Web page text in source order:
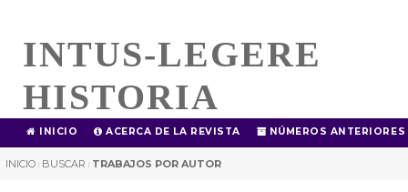
INTUS-LEGERE
HISTORIA
INICIO ACERCA DE LA REVISTA NÚMEROS ANTERIORES
INICIO | BUSCAR | TRABAJOS POR AUTOR